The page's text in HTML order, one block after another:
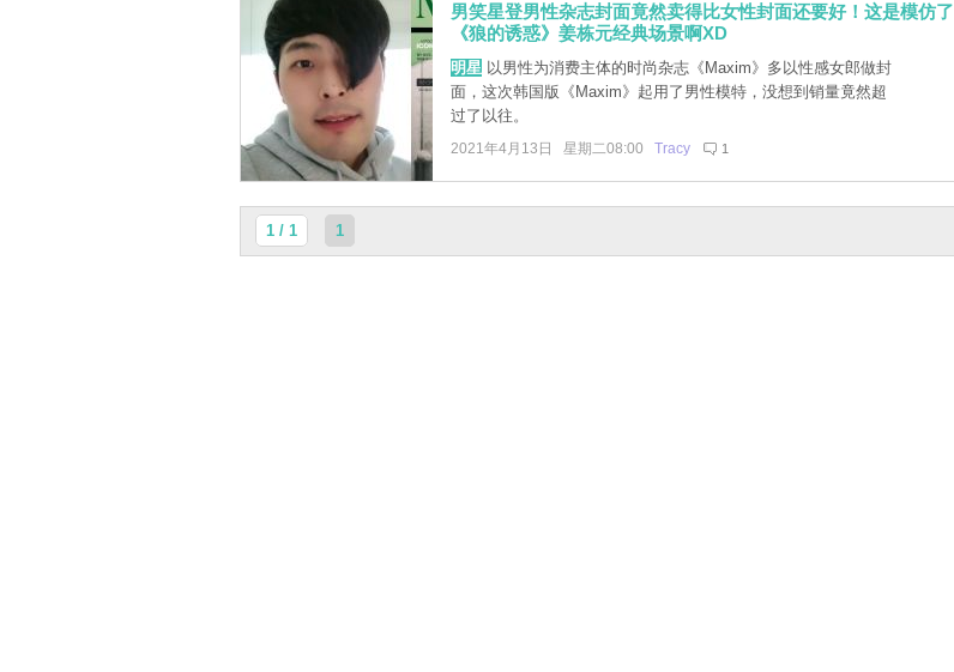
男笑星登男性杂志封面竟然卖得比女性封面还要好！这是模仿了
《狼的诱惑》姜栋元经典场景啊XD
明星以男性为消费主体的时尚杂志《Maxim》多以性感女郎做封
面，这次韩国版《Maxim》起用了男性模特，没想到销量竟然超
过了以往。
2021年4月13日 星期二08:00 Tracy 1
1 / 1 1